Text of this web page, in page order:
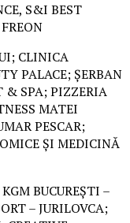
S&I BEST
CLINICA
PALACE; ȘERBAN
& SPA; PIZZERIA
MATEI
PESCAR;
ȘI MEDICINĂ
BUCUREȘTI –
– JURILOVCA;